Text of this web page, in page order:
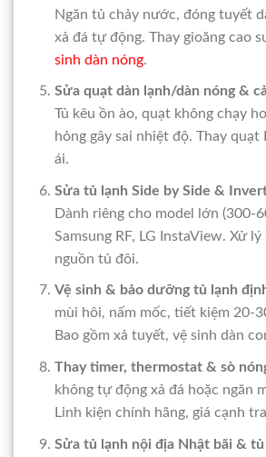
Ngăn tủ chảy nước, đóng tuyết
xả đá tự động. Thay gioăng cao
sinh dàn nóng.
Sửa quạt dàn lạnh/dàn nóng &
Tủ kêu ồn ào, quạt không chạy
hỏng gây sai nhiệt độ. Thay quạt
ái.
Sửa tủ lạnh Side by Side &
Dành riêng cho model lớn (300-
Samsung RF, LG InstaView. Xử
nguồn tủ đôi.
Vệ sinh & bảo dưỡng tủ lạnh
mùi hôi, nấm mốc, tiết kiệm 20-
Bao gồm xả tuyết, vệ sinh dàn
Thay timer, thermostat & sò
không tự động xả đá hoặc ngăn
Linh kiện chính hãng, giá cạnh
Sửa tủ lạnh nội địa Nhật bãi &